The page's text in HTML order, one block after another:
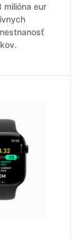
milióna eur